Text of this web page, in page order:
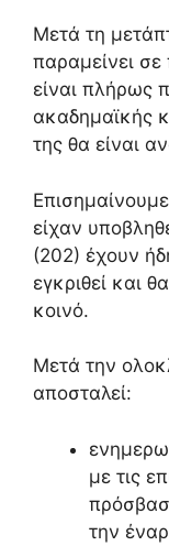
Μετά τη
παραμείνει σε
είναι πλήρως
ακαδημαϊκής
της θα είναι
είχαν
(202) έχουν
εγκριθεί και
κοινό.
Μετά την
αποσταλεί:
με τις
την